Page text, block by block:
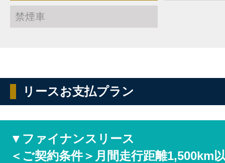
禁煙車
リースお支払プラン
▼ファイナンスリース
＜ご契約条件＞月間走行距離1,500km